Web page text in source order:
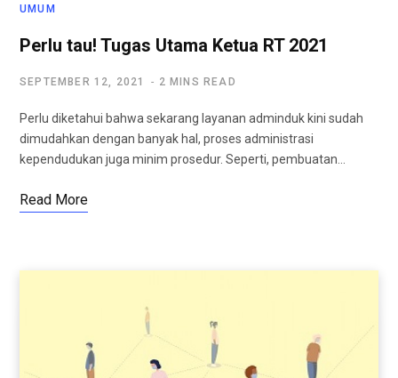
UMUM
Perlu tau! Tugas Utama Ketua RT 2021
SEPTEMBER 12, 2021 2 MINS READ
Perlu diketahui bahwa sekarang layanan adminduk kini sudah
dimudahkan dengan banyak hal, proses administrasi
kependudukan juga minim prosedur. Seperti, pembuatan…
Read More